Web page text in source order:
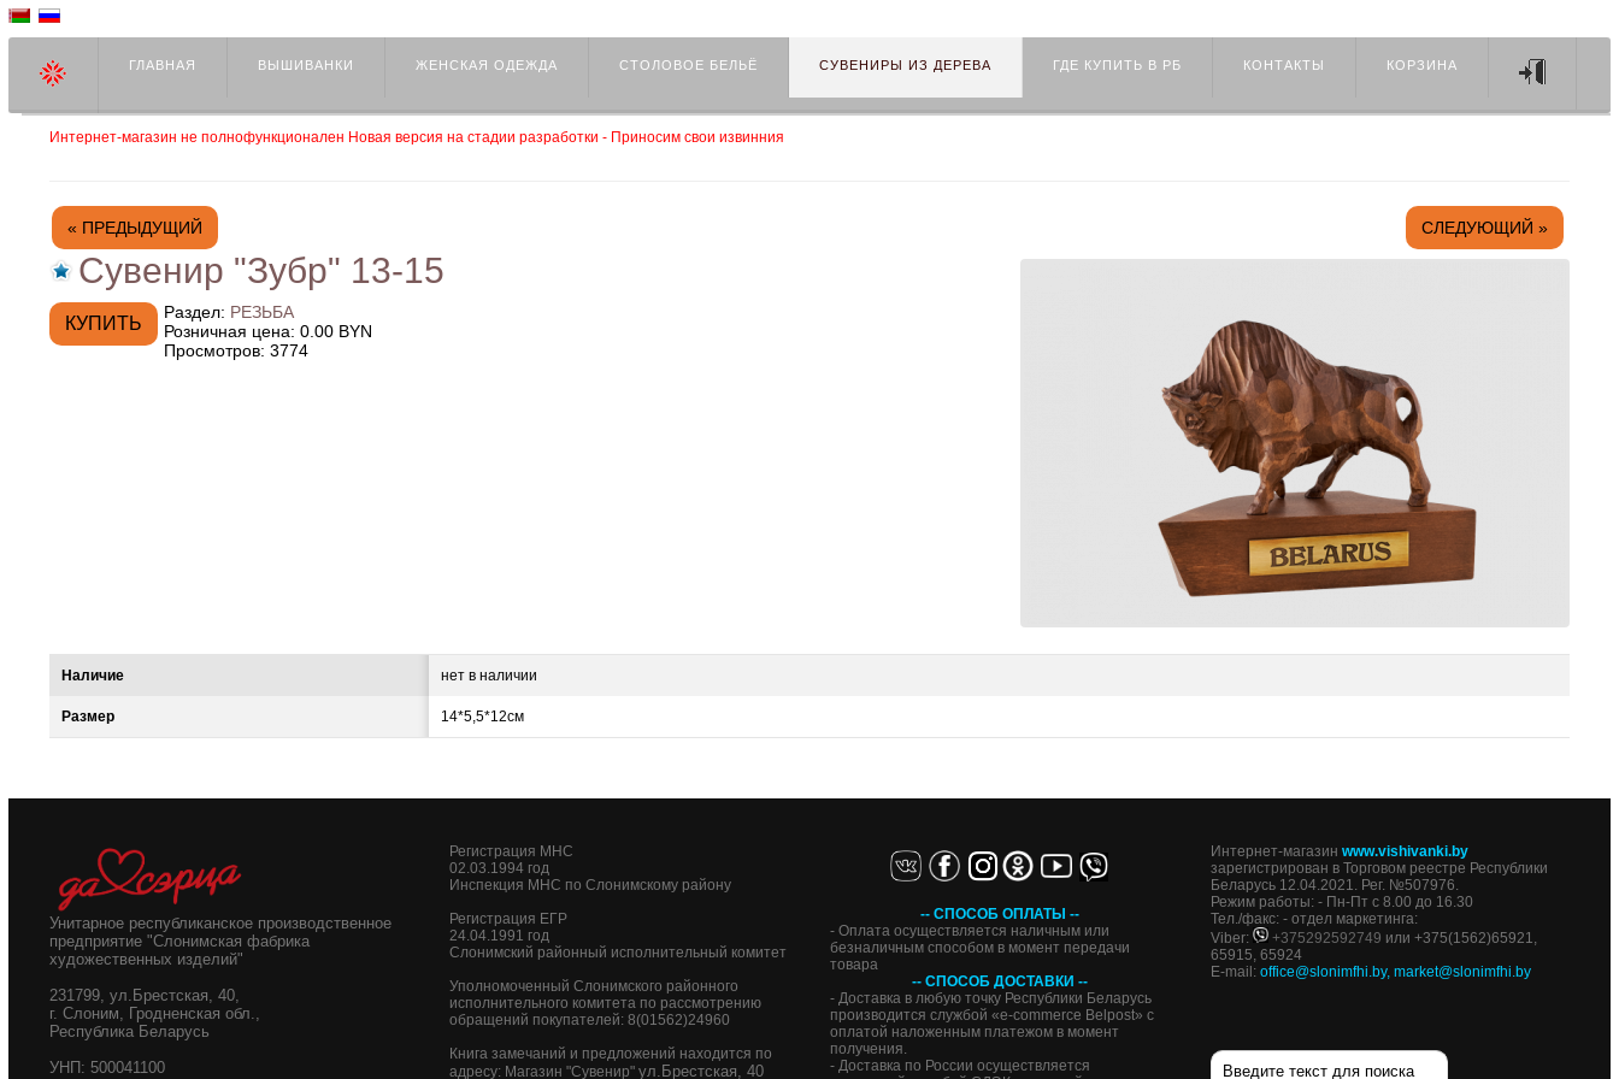
ГЛАВНАЯ ВЫШИВАНКИ ЖЕНСКАЯ ОДЕЖДА СТОЛОВОЕ БЕЛЬЁ СУВЕНИРЫ ИЗ ДЕРЕВА ГДЕ КУПИТЬ В РБ КОНТАКТЫ КОРЗИНА
Интернет-магазин не полнофункционален Новая версия на стадии разработки - Приносим свои извинния
« ПРЕДЫДУЩИЙ СЛЕДУЮЩИЙ »
Сувенир "Зубр" 13-15
Раздел: РЕЗЬБА
Розничная цена: 0.00 BYN
Просмотров: 3774
Наличие нет в наличии
Размер 14*5,5*12см
Унитарное республиканское производственное
предприятие "Слонимская фабрика
художественных изделий"
231799, ул.Брестская, 40,
г. Слоним, Гродненская обл.,
Республика Беларусь
УНП: 500041100
Регистрация МНС
02.03.1994 год
Инспекция МНС по Слонимскому району
Регистрация ЕГР
24.04.1991 год
Слонимский районный исполнительный комитет
Уполномоченный Слонимского районного
исполнительного комитета по рассмотрению
обращений покупателей: 8(01562)24960
Книга замечаний и предложений находится по
адресу: Магазин "Сувенир"ул.Брестская, 40
-- СПОСОБ ОПЛАТЫ --
- Оплата осуществляется наличным или
безналичным способом в момент передачи
товара
-- СПОСОБ ДОСТАВКИ --
- Доставка в любую точку Республики Беларусь
производится службой «e-commerce Belpost» с
оплатой наложенным платежом в момент
получения.
- Доставка по России осуществляется
Интернет-магазин www.vishivanki.by
зарегистрирован в Торговом реестре Республики
Беларусь 12.04.2021. Рег. №507976.
Режим работы: - Пн-Пт с 8.00 до 16.30
Тел./факс: - отдел маркетинга:
Viber:
+375292592749 или +375(1562)65921,
65915, 65924
E-mail: office@slonimfhi.by, market@slonimfhi.by